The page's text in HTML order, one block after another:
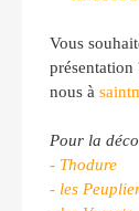
Vous
nous à
Pour la
- Thodure
- les